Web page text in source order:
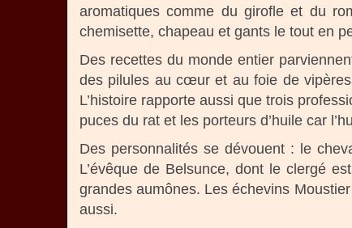
aromatiques comme du girofle et du
chemisette, chapeau et gants le tout en
Des recettes du monde entier
des pilules au cœur et au foie de
L’histoire rapporte aussi que trois
puces du rat et les porteurs d’huile car
Des personnalités se dévouent : le
L’évêque de Belsunce, dont le clergé
grandes aumônes. Les échevins
aussi.